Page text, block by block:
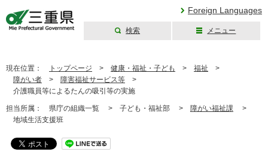
Foreign Languages
検索 メニュー
現在位置： トップページ > 健康・福祉・子ども > 福祉 >
障がい者 > 障害福祉サービス等 >
介護職員等によるたんの吸引等の実施
担当所属： 県庁の組織一覧 > 子ども・福祉部 > 障がい福祉課 >
地域生活支援班